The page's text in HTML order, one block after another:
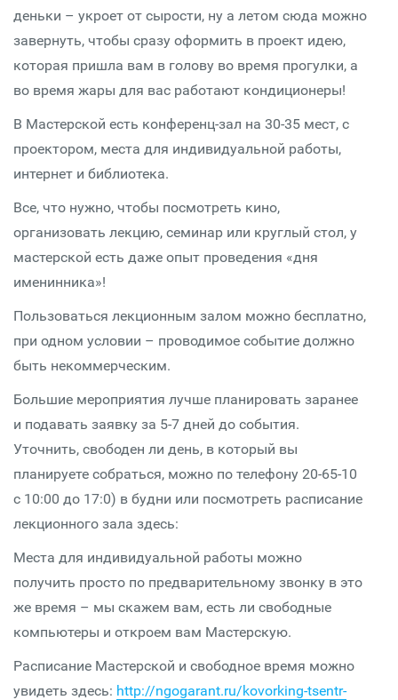
деньки – укроет от сырости, ну а летом сюда можно
завернуть, чтобы сразу оформить в проект идею,
которая пришла вам в голову во время прогулки, а
во время жары для вас работают кондиционеры!
В Мастерской есть конференц-зал на 30-35 мест, с
проектором, места для индивидуальной работы,
интернет и библиотека.
Все, что нужно, чтобы посмотреть кино,
организовать лекцию, семинар или круглый стол, у
мастерской есть даже опыт проведения «дня
именинника»!
Пользоваться лекционным залом можно бесплатно,
при одном условии – проводимое событие должно
быть некоммерческим.
Большие мероприятия лучше планировать заранее
и подавать заявку за 5-7 дней до события.
Уточнить, свободен ли день, в который вы
планируете собраться, можно по телефону 20-65-10
с 10:00 до 17:0) в будни или посмотреть расписание
лекционного зала здесь:
Места для индивидуальной работы можно
получить просто по предварительному звонку в это
же время – мы скажем вам, есть ли свободные
компьютеры и откроем вам Мастерскую.
Расписание Мастерской и свободное время можно
увидеть здесь: http://ngogarant.ru/kovorking-tsentr-